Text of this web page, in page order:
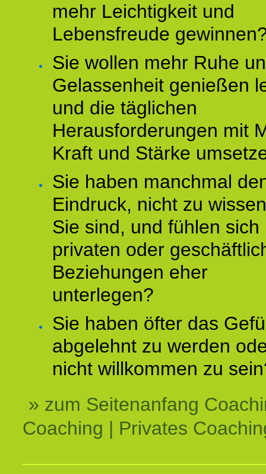
mehr Leichtigkeit und
Lebensfreude
Sie wollen mehr Ruhe
Gelassenheit genießen
und die täglichen
Herausforderungen mit
Kraft und Stärke
Sie haben manchmal
Eindruck, nicht zu
Sie sind, und fühlen sich
privaten oder
Beziehungen eher
unterlegen?
Sie haben öfter das
abgelehnt zu werden
nicht willkommen zu
» zum Seitenanfang
Coaching | Privates